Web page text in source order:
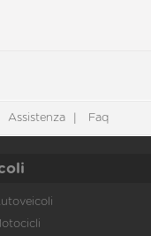
Assistenza Faq